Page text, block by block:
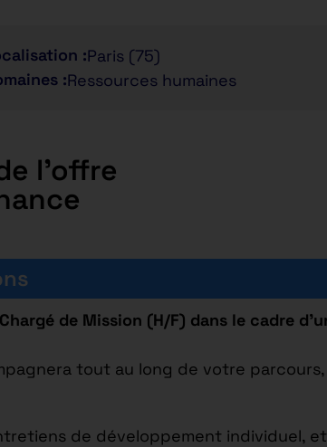
:Paris (75)
:Ressources humaines
l'offre
de Mission (H/F) dans le cadre
tout au long de votre parcours,
de développement individuel,